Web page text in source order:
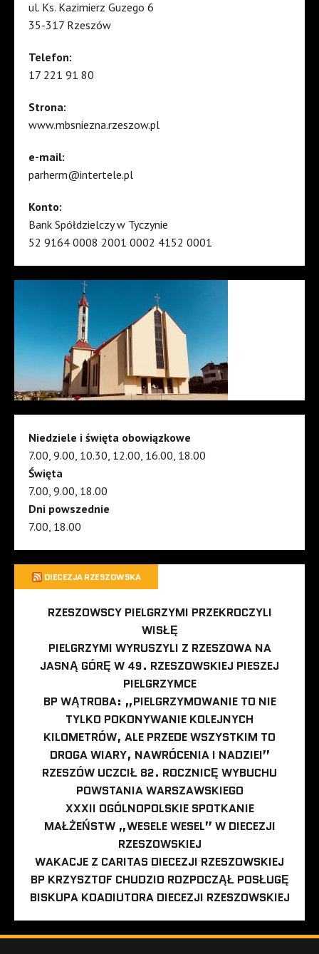
ul. Ks. Kazimierz Guzego 6
35-317 Rzeszów
Telefon:
17 221 91 80
Strona:
www.mbsniezna.rzeszow.pl
e-mail:
parherm@intertele.pl
Konto:
Bank Spółdzielczy w Tyczynie
52 9164 0008 2001 0002 4152 0001
Niedziele i święta obowiązkowe
7.00, 9.00, 10.30, 12.00, 16.00, 18.00
Święta
7.00, 9.00, 18.00
Dni powszednie
7.00, 18.00
DIECEZJA RZESZOWSKA
RZESZOWSCY PIELGRZYMI PRZEKROCZYLI
WISŁĘ
PIELGRZYMI WYRUSZYLI Z RZESZOWA NA
JASNĄ GÓRĘ W 49. RZESZOWSKIEJ PIESZEJ
PIELGRZYMCE
BP WĄTROBA: „PIELGRZYMOWANIE TO NIE
TYLKO POKONYWANIE KOLEJNYCH
KILOMETRÓW, ALE PRZEDE WSZYSTKIM TO
DROGA WIARY, NAWRÓCENIA I NADZIEI”
RZESZÓW UCZCIŁ 82. ROCZNICĘ WYBUCHU
POWSTANIA WARSZAWSKIEGO
XXXII OGÓLNOPOLSKIE SPOTKANIE
MAŁŻEŃSTW „WESELE WESEL” W DIECEZJI
RZESZOWSKIEJ
WAKACJE Z CARITAS DIECEZJI RZESZOWSKIEJ
BP KRZYSZTOF CHUDZIO ROZPOCZĄŁ POSŁUGĘ
BISKUPA KOADIUTORA DIECEZJI RZESZOWSKIEJ